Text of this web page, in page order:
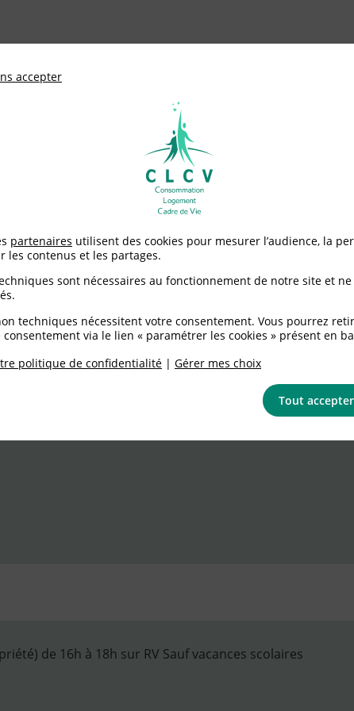
de défense des consommateurs et
Environnement / Santé
de 16h à 18h sur RV Sauf vacances scolaires
accepter
partenaires utilisent des cookies pour mesurer l’audience, la
les contenus et les partages.
sont nécessaires au fonctionnement de notre site et
techniques nécessitent votre consentement. Vous pourrez
via le lien « paramétrer les cookies » présent en
politique de confidentialité | Gérer mes choix
Tout